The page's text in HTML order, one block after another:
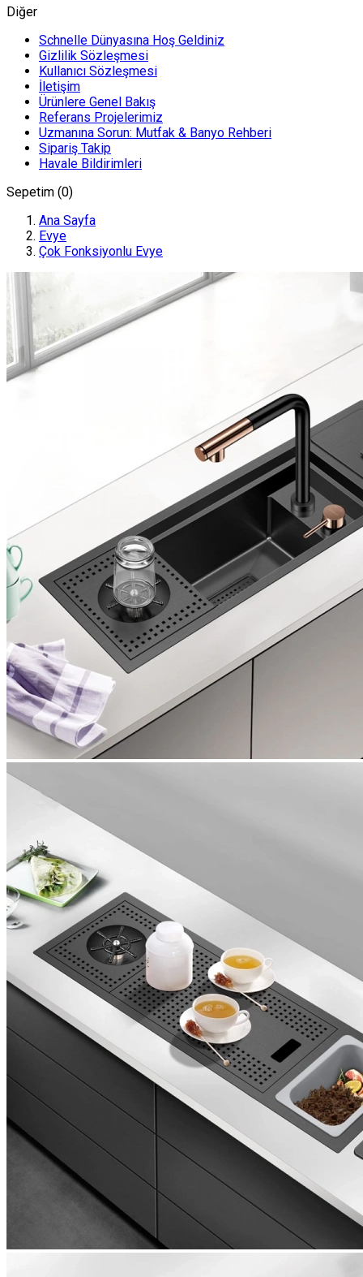
Diğer
Schnelle Dünyasına Hoş Geldiniz
Gizlilik Sözleşmesi
Kullanıcı Sözleşmesi
İletişim
Ürünlere Genel Bakış
Referans Projelerimiz
Uzmanına Sorun: Mutfak & Banyo Rehberi
Sipariş Takip
Havale Bildirimleri
Sepetim (0)
Ana Sayfa
Evye
Çok Fonksiyonlu Evye